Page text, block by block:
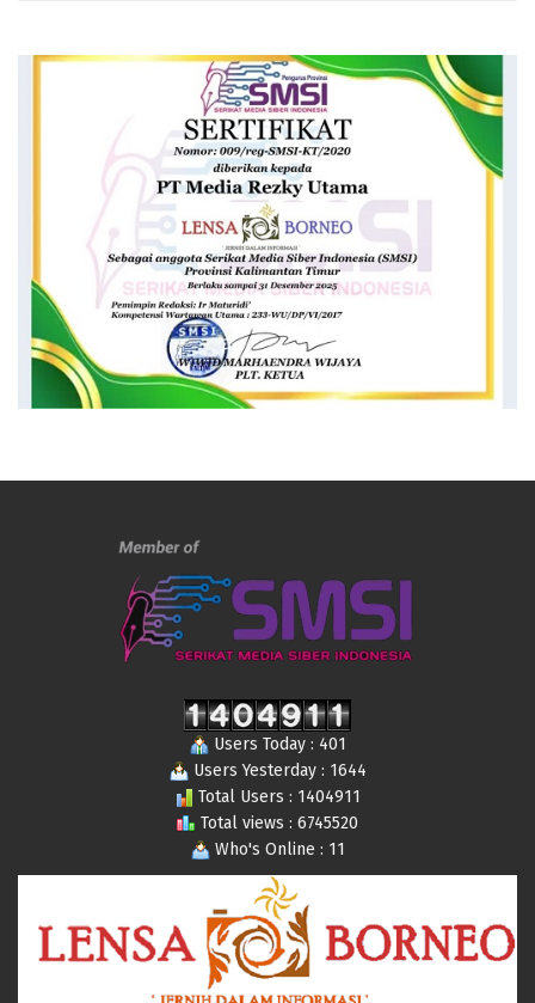
Users Today : 401
Users Yesterday : 1644
Total Users : 1404911
Total views : 6745520
Who's Online : 11